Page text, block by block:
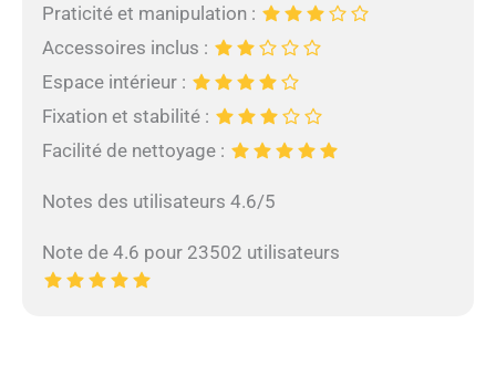
Praticité et manipulation :
Accessoires inclus :
Espace intérieur :
Fixation et stabilité :
Facilité de nettoyage :
Notes des utilisateurs 4.6/5
Note de 4.6 pour 23502 utilisateurs